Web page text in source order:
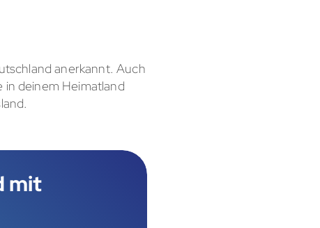
anerkannt. Auch
in deinem Heimatland
mit